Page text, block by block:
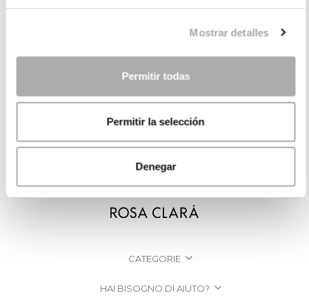
Mostrar detalles
Permitir todas
Permitir la selección
Denegar
CATEGORIE
HAI BISOGNO DI AIUTO?